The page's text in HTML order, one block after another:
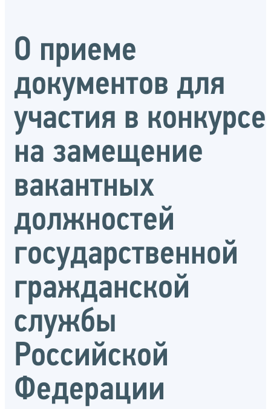
О приеме
документов для
участия в конкурсе
на замещение
вакантных
должностей
государственной
гражданской
службы
Российской
Федерации